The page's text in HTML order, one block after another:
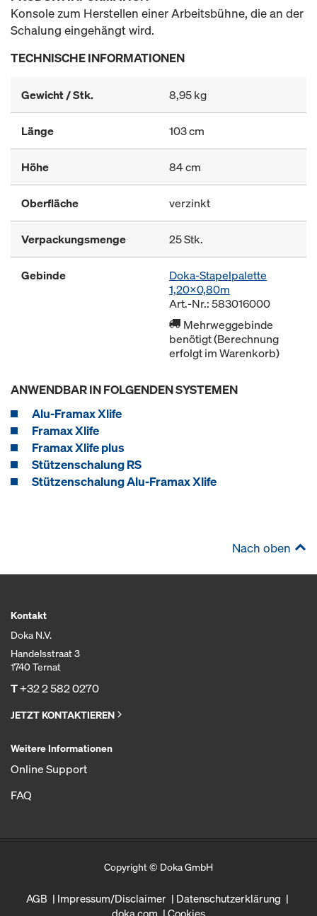
Konsole zum Herstellen einer Arbeitsbühne, die an der
Schalung eingehängt wird.
TECHNISCHE INFORMATIONEN
Gewicht / Stk. 8,95 kg
Länge 103 cm
Höhe 84 cm
Oberfläche verzinkt
Verpackungsmenge 25 Stk.
Gebinde
Doka-Stapelpalette
1,20x0,80m
Art.-Nr.: 583016000
Mehrweggebinde
benötigt (Berechnung
erfolgt im Warenkorb)
ANWENDBAR IN FOLGENDEN SYSTEMEN
Alu-Framax Xlife
Framax Xlife
Framax Xlife plus
Stützenschalung RS
Stützenschalung Alu-Framax Xlife
Nach oben
Kontakt
Doka N.V.
Handelsstraat 3
1740 Ternat
T+32 2 582 0270
JETZT KONTAKTIEREN
Weitere Informationen
Online Support
FAQ
Copyright © Doka GmbH
AGB Impressum/Disclaimer
Datenschutzerklärung
doka.com
Cookies